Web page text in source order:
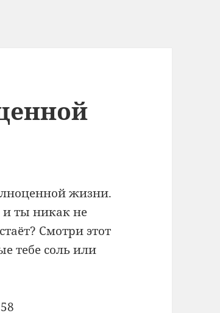
жизни.
и ты никак не
Смотри этот
тебе соль или